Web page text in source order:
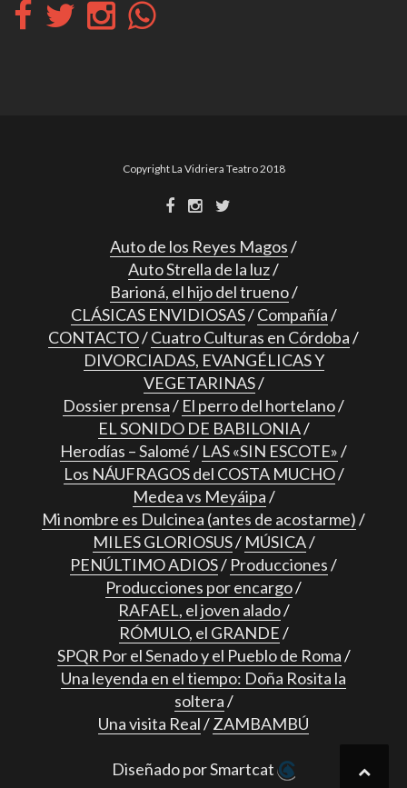
Copyright La Vidriera Teatro 2018
Auto de los Reyes Magos
Auto Strella de la luz
Barioná, el hijo del trueno
CLÁSICAS ENVIDIOSAS
Compañía
CONTACTO
Cuatro Culturas en Córdoba
DIVORCIADAS, EVANGÉLICAS Y
VEGETARINAS
Dossier prensa
El perro del hortelano
EL SONIDO DE BABILONIA
Herodías – Salomé
LAS «SIN ESCOTE»
Los NÁUFRAGOS del COSTA MUCHO
Medea vs Meyáipa
Mi nombre es Dulcinea (antes de acostarme)
MILES GLORIOSUS
MÚSICA
PENÚLTIMO ADIOS
Producciones
Producciones por encargo
RAFAEL, el joven alado
RÓMULO, el GRANDE
SPQR Por el Senado y el Pueblo de Roma
Una leyenda en el tiempo: Doña Rosita la
soltera
Una visita Real
ZAMBAMBÚ
Diseñado por Smartcat